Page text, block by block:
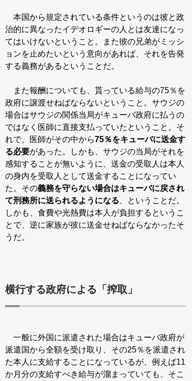
本国から規定されている条件というのは彼と政
治的に異なったイデオロギーの人とは友達になっ
てはいけないということ。また彼の兄弟がミッシ
ョンを止めたいという意向があれば、それを告発
する義務があるということだ。
また報酬についても、貰っている給与の75％を
政府に譲渡せねばならないということ。サウジの
場合はサウジの関係当局がキューバ政府に払うの
ではなく医師に直接支払っていたということ。そ
れで、医師がその中から75％をキューバに送金す
る必要があった。しかも、サウジの当局がそれを
感知することが無いように、送金の受取人は本人
の身内を受取人として送金することになってい
た。その義務を守らない場合はキューバに戻され
て刑務所に送られるようになる 、ということだ。
しかも、食費や光熱費は本人が負担するというこ
とで、逆に家族が彼に送金せねばならなかったそ
うだ。
横行する政府による「搾取」
一般に外国に派遣された場合はキューバ政府が
派遣国から全額を受け取り、その25％を派遣され
た本人に支給することになっているが、例えば11
か月分の支給すべき給与が溜まっていても、そこ